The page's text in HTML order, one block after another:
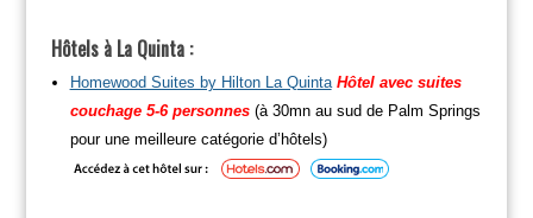
Hôtels à La Quinta :
Homewood Suites by Hilton La Quinta Hôtel avec suites
couchage 5-6 personnes (à 30mn au sud de Palm Springs
pour une meilleure catégorie d’hôtels)